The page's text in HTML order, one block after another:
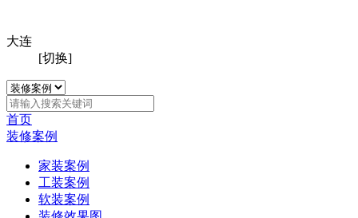
大连
[切换]
首页
装修案例
家装案例
工装案例
软装案例